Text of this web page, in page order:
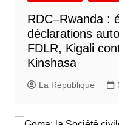
RDC–Rwanda :
déclarations
FDLR, Kigali
Kinshasa
La République